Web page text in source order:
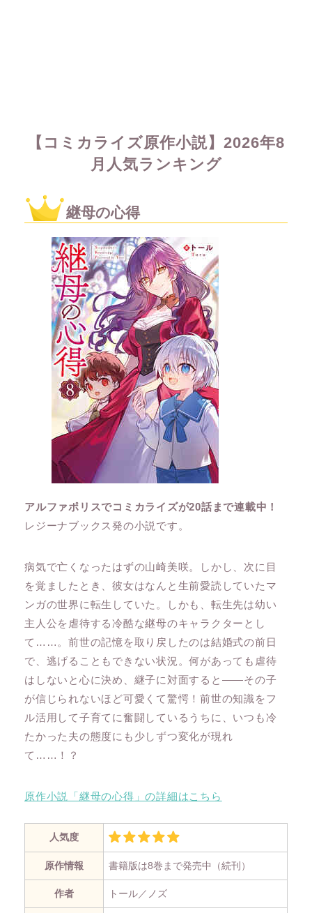
【コミカライズ原作小説】2026年8
月人気ランキング
継母の心得
アルファポリスでコミカライズが20話まで連載中！
レジーナブックス発の小説です。
病気で亡くなったはずの山崎美咲。しかし、次に目
を覚ましたとき、彼女はなんと生前愛読していたマ
ンガの世界に転生していた。しかも、転生先は幼い
主人公を虐待する冷酷な継母のキャラクターとし
て……。前世の記憶を取り戻したのは結婚式の前日
で、逃げることもできない状況。何があっても虐待
はしないと心に決め、継子に対面すると――その子
が信じられないほど可愛くて驚愕！前世の知識をフ
ル活用して子育てに奮闘しているうちに、いつも冷
たかった夫の態度にも少しずつ変化が現れ
て……！？
原作小説「継母の心得」の詳細はこちら
人気度
原作情報 書籍版は8巻まで発売中（続刊）
作者 トール／ノズ